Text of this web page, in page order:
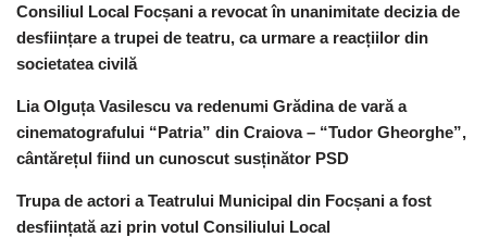
Consiliul Local Focșani a revocat în unanimitate decizia de
desființare a trupei de teatru, ca urmare a reacțiilor din
societatea civilă
Lia Olguța Vasilescu va redenumi Grădina de vară a
cinematografului “Patria” din Craiova – “Tudor Gheorghe”,
cântărețul fiind un cunoscut susținător PSD
Trupa de actori a Teatrului Municipal din Focșani a fost
desființată azi prin votul Consiliului Local